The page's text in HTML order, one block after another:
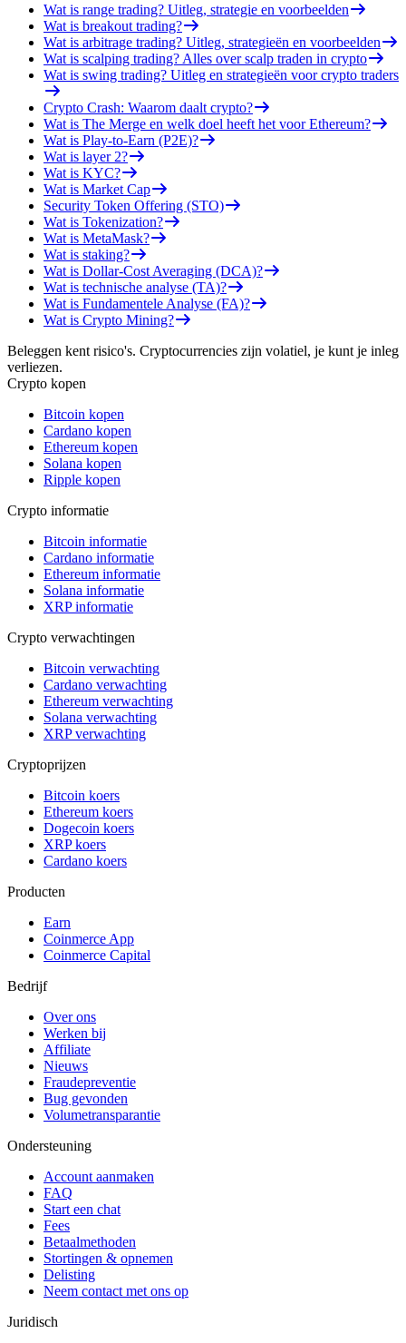
Wat is range trading? Uitleg, strategie en voorbeelden
Wat is breakout trading?
Wat is arbitrage trading? Uitleg, strategieën en voorbeelden
Wat is scalping trading? Alles over scalp traden in crypto
Wat is swing trading? Uitleg en strategieën voor crypto traders
Crypto Crash: Waarom daalt crypto?
Wat is The Merge en welk doel heeft het voor Ethereum?
Wat is Play-to-Earn (P2E)?
Wat is layer 2?
Wat is KYC?
Wat is Market Cap
Security Token Offering (STO)
Wat is Tokenization?
Wat is MetaMask?
Wat is staking?
Wat is Dollar-Cost Averaging (DCA)?
Wat is technische analyse (TA)?
Wat is Fundamentele Analyse (FA)?
Wat is Crypto Mining?
Beleggen kent risico's. Cryptocurrencies zijn volatiel, je kunt je inleg
verliezen.
Crypto kopen
Bitcoin kopen
Cardano kopen
Ethereum kopen
Solana kopen
Ripple kopen
Crypto informatie
Bitcoin informatie
Cardano informatie
Ethereum informatie
Solana informatie
XRP informatie
Crypto verwachtingen
Bitcoin verwachting
Cardano verwachting
Ethereum verwachting
Solana verwachting
XRP verwachting
Cryptoprijzen
Bitcoin koers
Ethereum koers
Dogecoin koers
XRP koers
Cardano koers
Producten
Earn
Coinmerce App
Coinmerce Capital
Bedrijf
Over ons
Werken bij
Affiliate
Nieuws
Fraudepreventie
Bug gevonden
Volumetransparantie
Ondersteuning
Account aanmaken
FAQ
Start een chat
Fees
Betaalmethoden
Stortingen & opnemen
Delisting
Neem contact met ons op
Juridisch